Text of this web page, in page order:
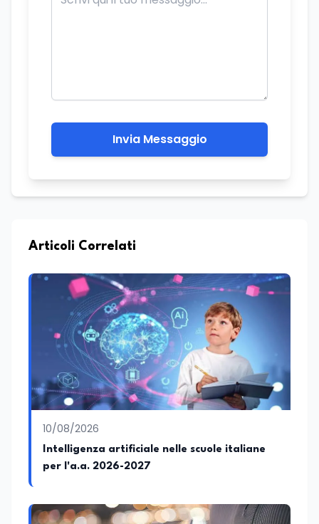
Invia Messaggio
Articoli Correlati
10/08/2026
Intelligenza artificiale nelle scuole italiane
per l'a.a. 2026-2027